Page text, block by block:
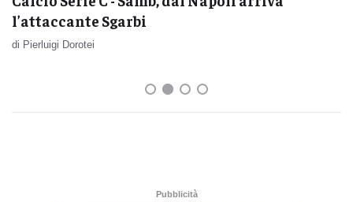
l’attaccante Sgarbi
di Pierluigi Dorotei
Pubblicità